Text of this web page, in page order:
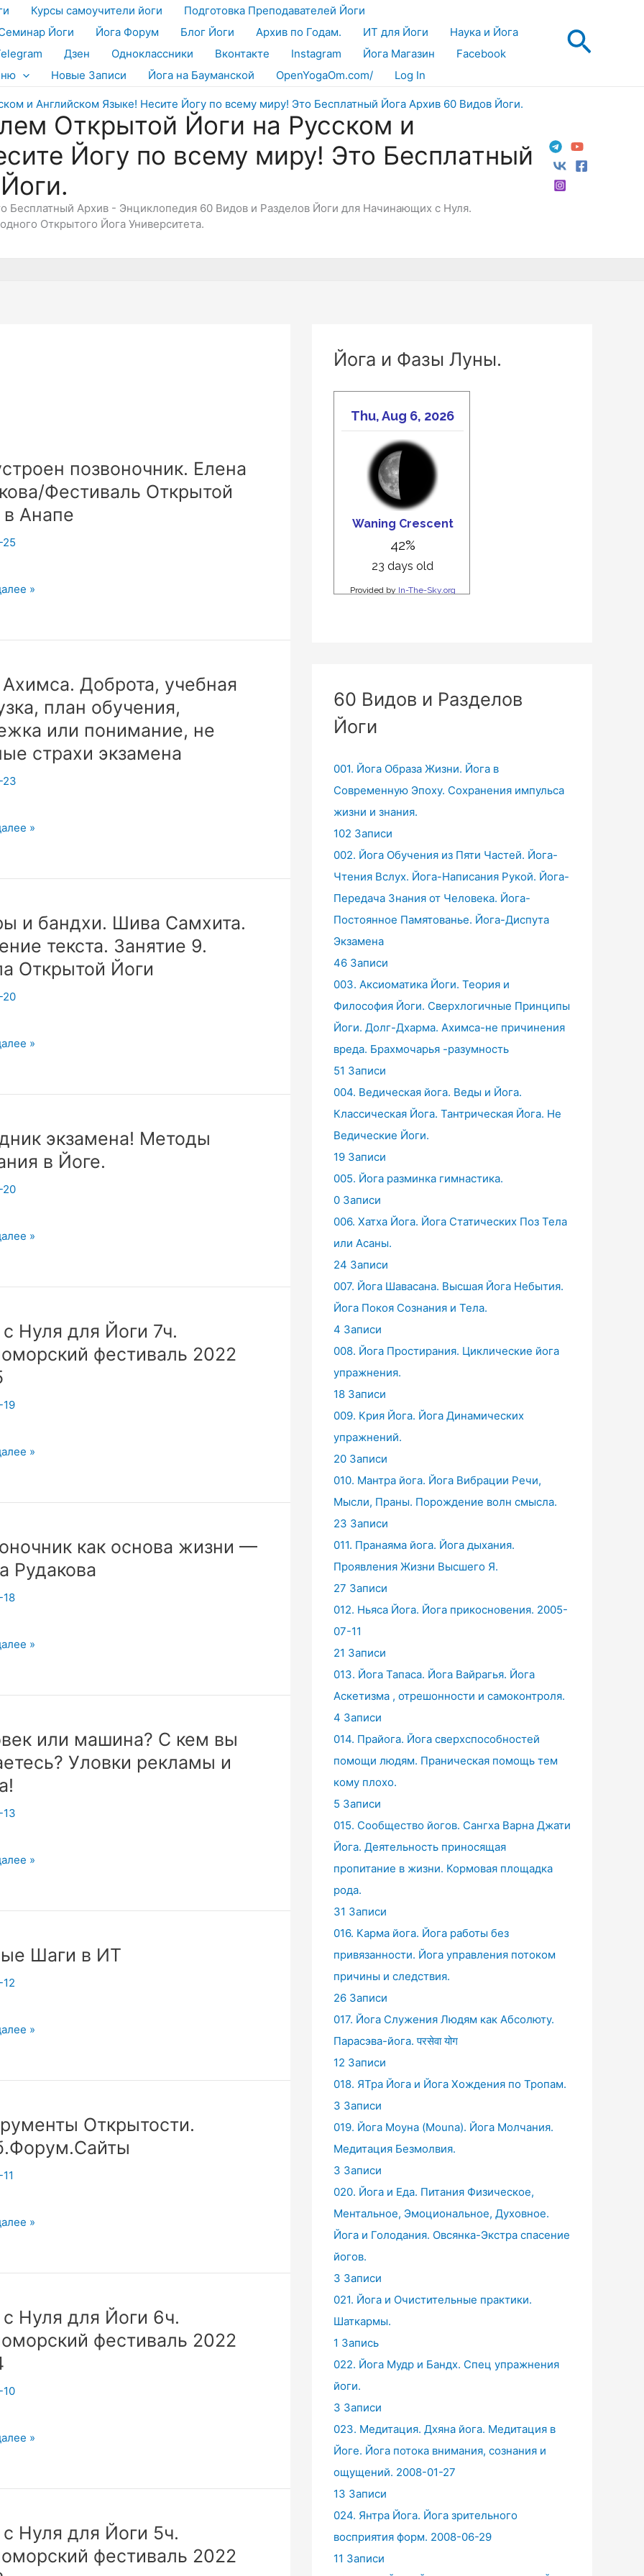
Курсы самоучители йоги
Подготовка Преподавателей Йоги
Йоги Йога Форум Блог Йоги Архив по Годам. ИТ для Йоги
Наука и Йога
Дзен Одноклассники Вконтакте Instagram Йога Магазин
Facebook
Новые Записи Йога на Бауманской OpenYogaOm.com/ Log In
Открытой Йоги на Русском и
Йогу по всему миру! Это Бесплатный
Бесплатный Архив - Энциклопедия 60 Видов и Разделов Йоги для Начинающих с Нуля.
Открытого Йога Университета.
позвоночник. Елена
Фестиваль Открытой
в Анапе
25
»
Ахимса. Доброта, учебная
план обучения,
или понимание, не
страхи экзамена
23
»
и бандхи. Шива Самхита.
текста. Занятие 9.
Открытой Йоги
20
»
экзамена! Методы
в Йоге.
20
»
Нуля для Йоги 7ч.
фестиваль 2022
19
»
как основа жизни —
Рудакова
18
»
или машина? С кем вы
Уловки рекламы и
13
»
Шаги в ИТ
»
Открытости.
»
Нуля для Йоги 6ч.
фестиваль 2022
10
»
Нуля для Йоги 5ч.
фестиваль 2022
Йога и Фазы Луны.
60 Видов и Разделов
Йоги
001. Йога Образа Жизни. Йога в
Современную Эпоху. Сохранения импульса
жизни и знания.
102 Записи
002. Йога Обучения из Пяти Частей. Йога-
Чтения Вслух. Йога-Написания Рукой. Йога-
Передача Знания от Человека. Йога-
Постоянное Памятованье. Йога-Диспута
Экзамена
46 Записи
003. Аксиоматика Йоги. Теория и
Философия Йоги. Сверхлогичные Принципы
Йоги. Долг-Дхарма. Ахимса-не причинения
вреда. Брахмочарья -разумность
51 Записи
004. Ведическая йога. Веды и Йога.
Классическая Йога. Тантрическая Йога. Не
Ведические Йоги.
19 Записи
005. Йога разминка гимнастика.
0 Записи
006. Хатха Йога. Йога Статических Поз Тела
или Асаны.
24 Записи
007. Йога Шавасана. Высшая Йога Небытия.
Йога Покоя Сознания и Тела.
4 Записи
008. Йога Простирания. Циклические йога
упражнения.
18 Записи
009. Крия Йога. Йога Динамических
упражнений.
20 Записи
010. Мантра йога. Йога Вибрации Речи,
Мысли, Праны. Порождение волн смысла.
23 Записи
011. Пранаяма йога. Йога дыхания.
Проявления Жизни Высшего Я.
27 Записи
012. Ньяса Йога. Йога прикосновения. 2005-
07-11
21 Записи
013. Йога Тапаса. Йога Вайрагья. Йога
Аскетизма , отрешонности и самоконтроля.
4 Записи
014. Прайога. Йога сверхспособностей
помощи людям. Праническая помощь тем
кому плохо.
5 Записи
015. Сообщество йогов. Сангха Варна Джати
Йога. Деятельность приносящая
пропитание в жизни. Кормовая площадка
рода.
31 Записи
016. Карма йога. Йога работы без
привязанности. Йога управления потоком
причины и следствия.
26 Записи
017. Йога Служения Людям как Абсолюту.
Парасэва-йога. परसेवा योग
12 Записи
018. ЯТра Йога и Йога Хождения по Тропам.
3 Записи
019. Йога Моуна (Mouna). Йога Молчания.
Медитация Безмолвия.
3 Записи
020. Йога и Еда. Питания Физическое,
Ментальное, Эмоциональное, Духовное.
Йога и Голодания. Овсянка-Экстра спасение
йогов.
3 Записи
021. Йога и Очистительные практики.
Шаткармы.
1 Запись
022. Йога Мудр и Бандх. Спец упражнения
йоги.
3 Записи
023. Медитация. Дхяна йога. Медитация в
Йоге. Йога потока внимания, сознания и
ощущений. 2008-01-27
13 Записи
024. Янтра Йога. Йога зрительного
восприятия форм. 2008-06-29
11 Записи